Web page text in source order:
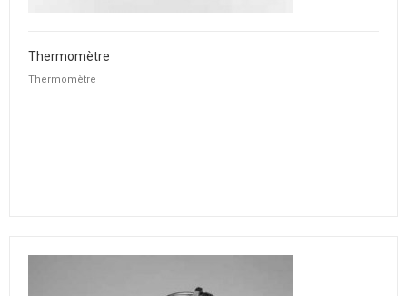
Thermomètre
Thermomètre